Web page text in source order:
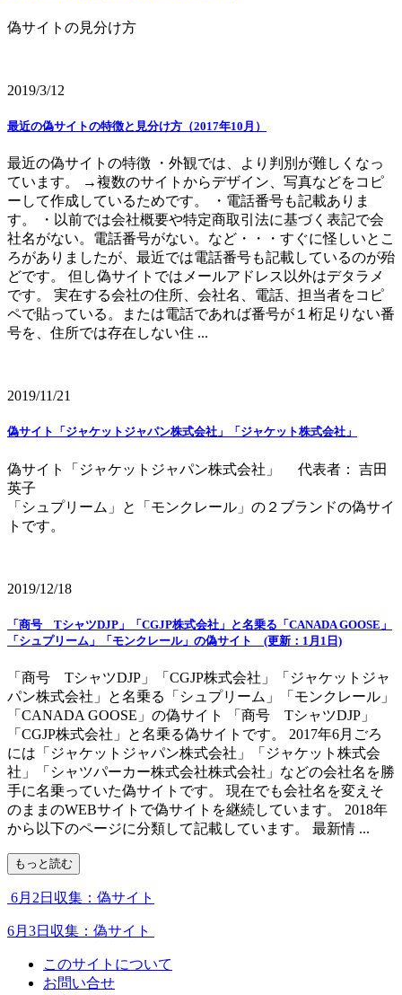
偽サイトの見分け方
2019/3/12
最近の偽サイトの特徴と見分け方（2017年10月）
最近の偽サイトの特徴 ・外観では、より判別が難しくなっ
ています。 →複数のサイトからデザイン、写真などをコピ
ーして作成しているためです。 ・電話番号も記載ありま
す。 ・以前では会社概要や特定商取引法に基づく表記で会
社名がない。電話番号がない。など・・・すぐに怪しいとこ
ろがありましたが、最近では電話番号も記載しているのが殆
どです。 但し偽サイトではメールアドレス以外はデタラメ
です。 実在する会社の住所、会社名、電話、担当者をコピ
ペで貼っている。または電話であれば番号が１桁足りない番
号を、住所では存在しない住 ...
2019/11/21
偽サイト「ジャケットジャパン株式会社」「ジャケット株式会社」
偽サイト「ジャケットジャパン株式会社」 代表者： 吉田
英子
「シュプリーム」と「モンクレール」の２ブランドの偽サイ
トです。
2019/12/18
「商号 TシャツDJP」「CGJP株式会社」と名乗る「CANADA GOOSE」
「シュプリーム」「モンクレール」の偽サイト (更新：1月1日)
「商号 TシャツDJP」「CGJP株式会社」「ジャケットジャ
パン株式会社」と名乗る「シュプリーム」「モンクレール」
「CANADA GOOSE」の偽サイト 「商号 TシャツDJP」
「CGJP株式会社」と名乗る偽サイトです。 2017年6月ごろ
には「ジャケットジャパン株式会社」「ジャケット株式会
社」「シャツパーカー株式会社株式会社」などの会社名を勝
手に名乗っていた偽サイトです。 現在でも会社名を変えそ
のままのWEBサイトで偽サイトを継続しています。 2018年
から以下のページに分類して記載しています。 最新情 ...
もっと読む
6月2日収集：偽サイト
6月3日収集：偽サイト
このサイトについて
お問い合せ